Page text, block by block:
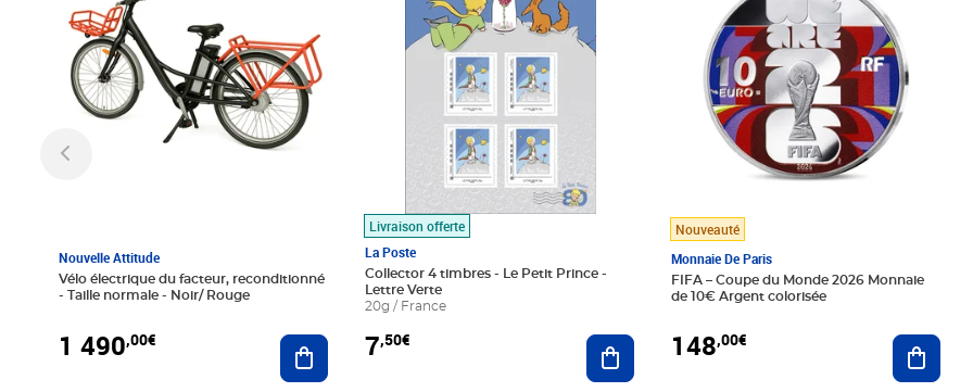
Nouvelle Attitude
Vélo électrique du facteur, reconditionné
- Taille normale - Noir/ Rouge
1 490,00€ Ajouter au panier
Livraison offerte
La Poste
Collector 4 timbres - Le Petit Prince -
Lettre Verte
20g / France
7,50€ Ajouter au panier
Nouveauté
Monnaie De Paris
FIFA – Coupe du Monde 2026 Monnaie
de 10€ Argent colorisée
148,00€